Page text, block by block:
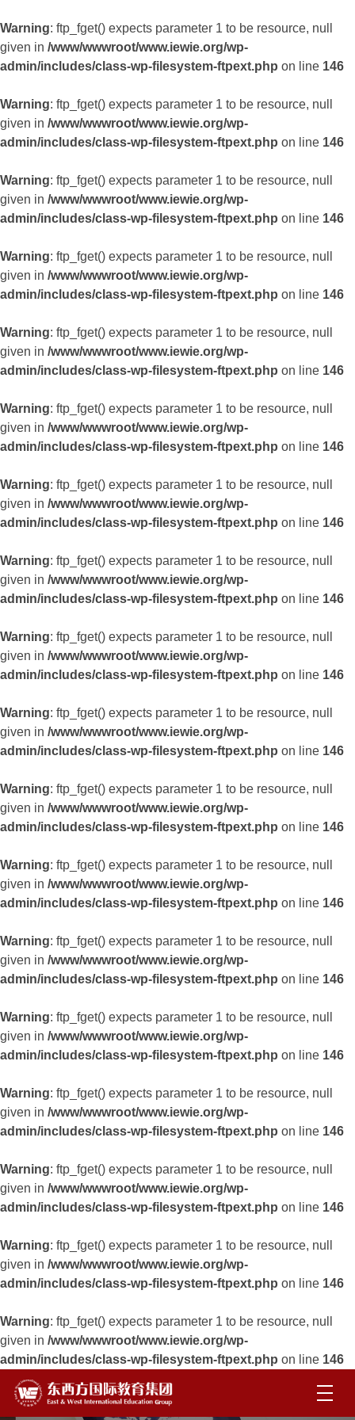
Warning: ftp_fget() expects parameter 1 to be resource, null
given in /www/wwwroot/www.iewie.org/wp-
admin/includes/class-wp-filesystem-ftpext.php on line 146
Warning: ftp_fget() expects parameter 1 to be resource, null
given in /www/wwwroot/www.iewie.org/wp-
admin/includes/class-wp-filesystem-ftpext.php on line 146
Warning: ftp_fget() expects parameter 1 to be resource, null
given in /www/wwwroot/www.iewie.org/wp-
admin/includes/class-wp-filesystem-ftpext.php on line 146
Warning: ftp_fget() expects parameter 1 to be resource, null
given in /www/wwwroot/www.iewie.org/wp-
admin/includes/class-wp-filesystem-ftpext.php on line 146
Warning: ftp_fget() expects parameter 1 to be resource, null
given in /www/wwwroot/www.iewie.org/wp-
admin/includes/class-wp-filesystem-ftpext.php on line 146
Warning: ftp_fget() expects parameter 1 to be resource, null
given in /www/wwwroot/www.iewie.org/wp-
admin/includes/class-wp-filesystem-ftpext.php on line 146
Warning: ftp_fget() expects parameter 1 to be resource, null
given in /www/wwwroot/www.iewie.org/wp-
admin/includes/class-wp-filesystem-ftpext.php on line 146
Warning: ftp_fget() expects parameter 1 to be resource, null
given in /www/wwwroot/www.iewie.org/wp-
admin/includes/class-wp-filesystem-ftpext.php on line 146
Warning: ftp_fget() expects parameter 1 to be resource, null
given in /www/wwwroot/www.iewie.org/wp-
admin/includes/class-wp-filesystem-ftpext.php on line 146
Warning: ftp_fget() expects parameter 1 to be resource, null
given in /www/wwwroot/www.iewie.org/wp-
admin/includes/class-wp-filesystem-ftpext.php on line 146
Warning: ftp_fget() expects parameter 1 to be resource, null
given in /www/wwwroot/www.iewie.org/wp-
admin/includes/class-wp-filesystem-ftpext.php on line 146
Warning: ftp_fget() expects parameter 1 to be resource, null
given in /www/wwwroot/www.iewie.org/wp-
admin/includes/class-wp-filesystem-ftpext.php on line 146
Warning: ftp_fget() expects parameter 1 to be resource, null
given in /www/wwwroot/www.iewie.org/wp-
admin/includes/class-wp-filesystem-ftpext.php on line 146
Warning: ftp_fget() expects parameter 1 to be resource, null
given in /www/wwwroot/www.iewie.org/wp-
admin/includes/class-wp-filesystem-ftpext.php on line 146
Warning: ftp_fget() expects parameter 1 to be resource, null
given in /www/wwwroot/www.iewie.org/wp-
admin/includes/class-wp-filesystem-ftpext.php on line 146
Warning: ftp_fget() expects parameter 1 to be resource, null
given in /www/wwwroot/www.iewie.org/wp-
admin/includes/class-wp-filesystem-ftpext.php on line 146
Warning: ftp_fget() expects parameter 1 to be resource, null
given in /www/wwwroot/www.iewie.org/wp-
admin/includes/class-wp-filesystem-ftpext.php on line 146
Warning: ftp_fget() expects parameter 1 to be resource, null
given in /www/wwwroot/www.iewie.org/wp-
admin/includes/class-wp-filesystem-ftpext.php on line 146